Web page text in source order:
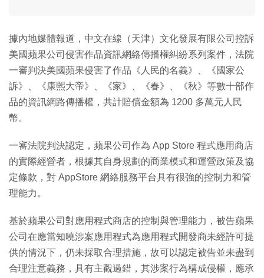
據內地媒體報道，中文在線（天津）文化發展有限公司控訴
美國蘋果公司侵害作品資訊網絡傳播權糾紛系列案件，法院
一審判決美國蘋果侵害了作品《人民的名義》、《國家公
訴》、《康熙大帝》、《家》、《春》、《秋》等數十部作
品的資訊網路傳播權，共計賠償金額為 1200 多萬元人民
幣。
一審法院判決認定，蘋果公司作為 App Store 程式應用商店
的實際經營者，根據其自身規劃的商業模式和運營政策及協
定條款，對 AppStore 網絡服務平台具有很強的控制力和管
理能力。
基於蘋果公司對應用程式商店的控制與管理能力，被告蘋果
公司在應當知曉涉案應用程式為應用程式開發商未經許可提
供的情況下，仍未採取合理措施，故可以認定被告並未盡到
合理注意義務，具有主觀過錯，其涉案行為構成侵權，應承